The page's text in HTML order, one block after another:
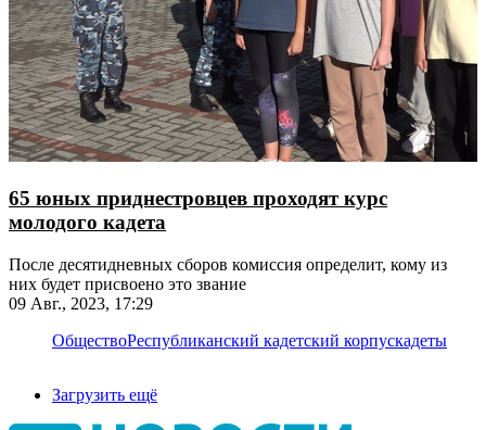
65 юных приднестровцев проходят курс
молодого кадета
После десятидневных сборов комиссия определит, кому из
них будет присвоено это звание
09 Авг., 2023, 17:29
ОбществоРеспубликанский кадетский корпускадеты
Загрузить ещё